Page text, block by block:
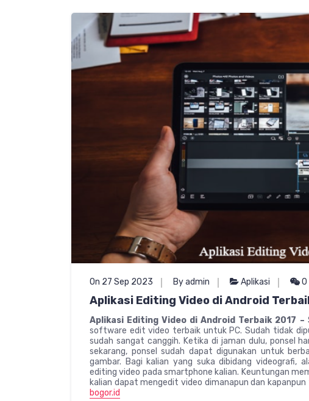
On 27 Sep 2023 By admin Aplikasi 0
Aplikasi Editing Video di Android
Aplikasi Editing Video di Android Terbaik 2017 –
software edit video terbaik untuk PC. Sudah tidak
sudah sangat canggih. Ketika di jaman dulu, ponsel
sekarang, ponsel sudah dapat digunakan untuk
gambar. Bagi kalian yang suka dibidang videografi,
editing video pada smartphone kalian. Keuntungan
kalian dapat mengedit video dimanapun dan
bogor.id